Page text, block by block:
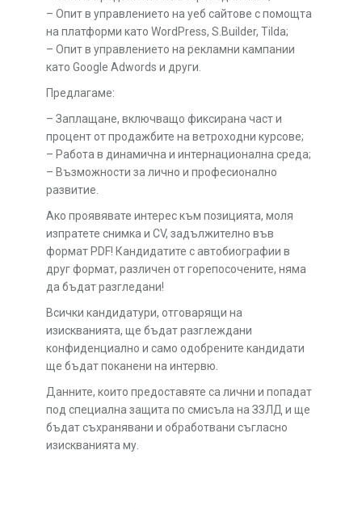
– Опит в управлението на уеб сайтове с помощта
на платформи като WordPress, S.Builder, Tilda;
– Опит в управлението на рекламни кампании
като Google Adwords и други.
Предлагаме:
– Заплащане, включващо фиксирана част и
процент от продажбите на ветроходни курсове;
– Работа в динамична и интернационална среда;
– Възможности за лично и професионално
развитие.
Ако проявявате интерес към позицията, моля
изпратете снимка и CV, задължително във
формат PDF! Кандидатите с автобиографии в
друг формат, различен от горепосочените, няма
да бъдат разгледани!
Всички кандидатури, отговарящи на
изискванията, ще бъдат разглеждани
конфиденциално и само одобрените кандидати
ще бъдат поканени на интервю.
Данните, които предоставяте са лични и попадат
под специална защита по смисъла на ЗЗЛД и ще
бъдат съхранявани и обработвани съгласно
изискванията му.